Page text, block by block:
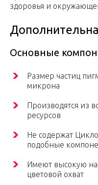
здоровья и
Основные
Размер частиц
микрона
Производятся из
ресурсов
Не содержат
подобные
Имеют высокую
цветовой охват